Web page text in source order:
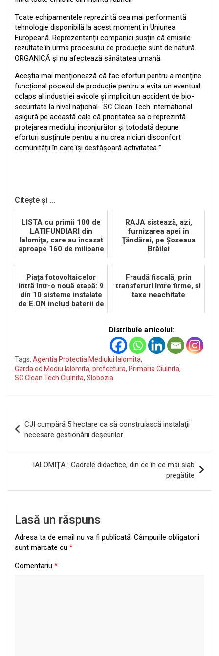
Toate echipamentele reprezintă cea mai performantă
tehnologie disponibilă la acest moment în Uniunea
Europeană. Reprezentanții companiei susțin că emisiile
rezultate în urma procesului de producție sunt de natură
ORGANICĂ și nu afectează sănătatea umană.
Aceștia mai menționează că fac eforturi pentru a menține
funcțional pocesul de producție pentru a evita un eventual
colaps al industriei avicole și implicit un accident de bio-
securitate la nivel național. SC Clean Tech International
asigură pe această cale că prioritatea sa o reprezintă
protejarea mediului înconjurător și totodată depune
eforturi susținute pentru a nu crea niciun disconfort
comunității în care își desfășoară activitatea.”
Citește și ...
LISTA cu primii 100 de
LATIFUNDIARI din
Ialomiţa, care au încasat
aproape 160 de milioane
RAJA sistează, azi,
furnizarea apei în
Ţăndărei, pe Şoseaua
Brăilei
Piața fotovoltaicelor
intră într-o nouă etapă: 9
din 10 sisteme instalate
de E.ON includ baterii de
Fraudă fiscală, prin
transferuri între firme, şi
taxe neachitate
Distribuie articolul:
Tags: Agentia Protectia Mediului Ialomita,
Garda ed Mediu Ialomita, prefectura, Primaria Ciulnita,
SC Clean Tech Ciulnita, Slobozia
în
articole
CJI cumpără 5 hectare ca să construiască instalaţii
necesare gestionării deşeurilor
IALOMIŢA : Cadrele didactice, din ce în ce mai slab
pregătite
Lasă un răspuns
Adresa ta de email nu va fi publicată. Câmpurile obligatorii
sunt marcate cu *
Comentariu *